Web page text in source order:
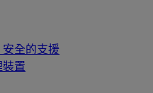
全的支援
裝置